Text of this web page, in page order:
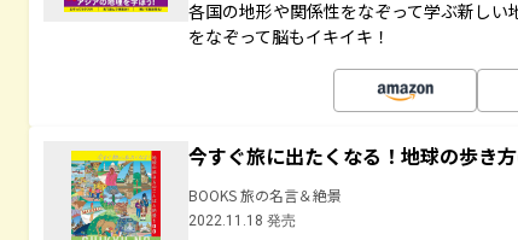
各国の地形や関係性をなぞって学ぶ新し
をなぞって脳もイキイキ！
今すぐ旅に出たくなる！地球の歩き
BOOKS 旅の名言＆絶景
2022.11.18 発売